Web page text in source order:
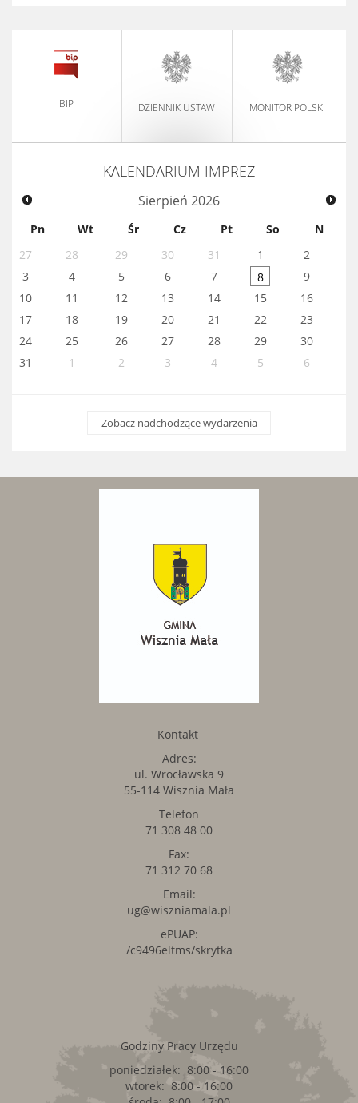
BIP DZIENNIK USTAW MONITOR POLSKI
KALENDARIUM IMPREZ
Sierpień 2026
Pn Wt Śr Cz Pt So
N
27
28 29 30 31 1
2
3
4 5 6 7 8
9
10
11 12 13 14 15
16
17
18 19 20 21 22
23
24
25 26 27 28 29
30
31
1 2 3 4 5 6
Zobacz nadchodzące wydarzenia
Kontakt
Adres:
ul. Wrocławska 9
55-114 Wisznia Mała
Telefon
71 308 48 00
Fax:
71 312 70 68
Email:
ug@wiszniamala.pl
ePUAP:
/c9496eltms/skrytka
Godziny Pracy Urzędu
poniedziałek: 8:00 - 16:00
wtorek: 8:00 - 16:00